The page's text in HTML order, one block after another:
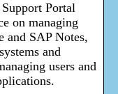
Portal
on managing
and SAP Notes,
and
users and